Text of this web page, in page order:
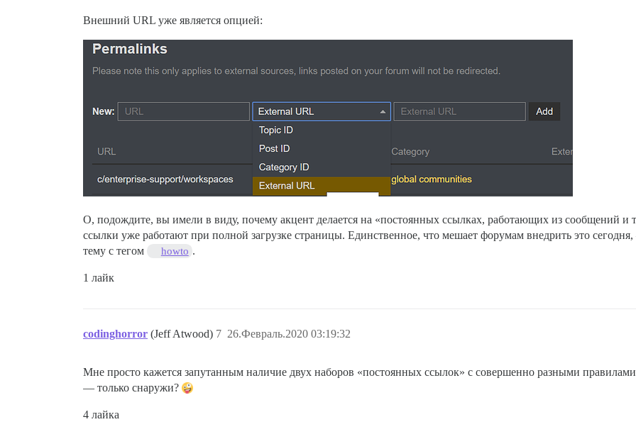
Внешний URL уже является опцией:
О, подождите, вы имели в виду, почему акцент делается на «постоянных ссылках, работающих из сообщений и
ссылки уже работают при полной загрузке страницы. Единственное, что мешает форумам внедрить это сегодня,
тему с тегом
howto .
1 лайк
codinghorror (Jeff Atwood) 26.Февраль.2020 03:19:32
7
Мне просто кажется запутанным наличие двух наборов «постоянных ссылок» с совершенно разными
— только снаружи?
4 лайка